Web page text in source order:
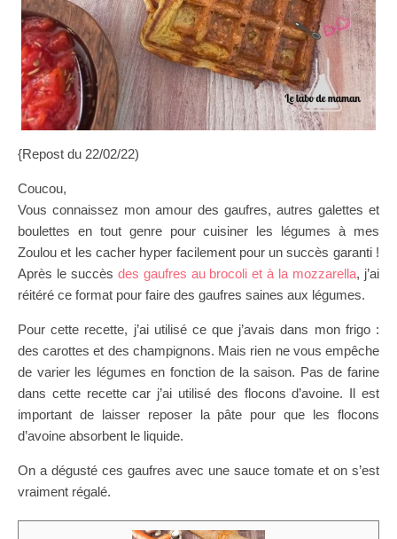
{Repost du 22/02/22)
Coucou,
Vous connaissez mon amour des gaufres, autres galettes et
boulettes en tout genre pour cuisiner les légumes à mes
Zoulou et les cacher hyper facilement pour un succès garanti !
Après le succès des gaufres au brocoli et à la mozzarella, j’ai
réitéré ce format pour faire des gaufres saines aux légumes.
Pour cette recette, j’ai utilisé ce que j’avais dans mon frigo :
des carottes et des champignons. Mais rien ne vous empêche
de varier les légumes en fonction de la saison. Pas de farine
dans cette recette car j’ai utilisé des flocons d’avoine. Il est
important de laisser reposer la pâte pour que les flocons
d’avoine absorbent le liquide.
On a dégusté ces gaufres avec une sauce tomate et on s’est
vraiment régalé.